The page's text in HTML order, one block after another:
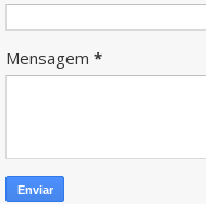
Mensagem *